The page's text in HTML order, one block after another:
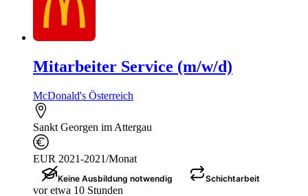
Mitarbeiter Service (m/w/d)
McDonald's Österreich
Sankt Georgen im Attergau
EUR 2021-2021/Monat
Keine Ausbildung notwendig Schichtarbeit
vor etwa 10 Stunden